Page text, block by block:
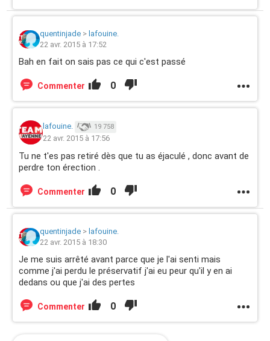
quentinjade > lafouine.
22 avr. 2015 à 17:52
Bah en fait on sais pas ce qui c'est passé
Commenter 0
lafouine. 19 758
22 avr. 2015 à 17:56
Tu ne t'es pas retiré dès que tu as éjaculé , donc avant de
perdre ton érection .
Commenter 0
quentinjade > lafouine.
22 avr. 2015 à 18:30
Je me suis arrêté avant parce que je l'ai senti mais
comme j'ai perdu le préservatif j'ai eu peur qu'il y en ai
dedans ou que j'ai des pertes
Commenter 0